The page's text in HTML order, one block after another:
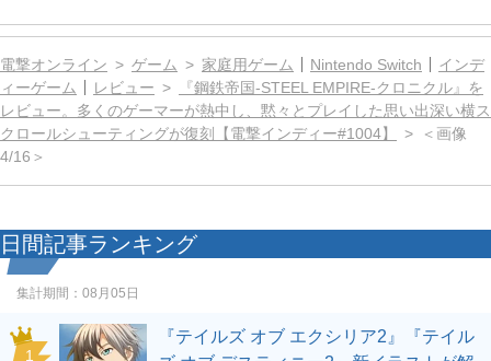
電撃オンライン ゲーム 家庭用ゲーム Nintendo Switch
インデ
ィーゲーム
レビュー
『鋼鉄帝国-STEEL EMPIRE-クロニクル』を
レビュー。多くのゲーマーが熱中し、黙々とプレイした思い出深い横ス
クロールシューティングが復刻【電撃インディー#1004】
＜画像
4/16＞
日間記事ランキング
集計期間： 08月05日
1
『テイルズ オブ エクシリア2』『テイル